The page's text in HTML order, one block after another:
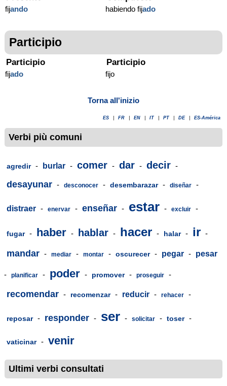
fijando habiendo fijado
Participio
Participio
fijado
Participio
fijo
Torna all'inizio
ES FR EN IT PT DE ES-América
Verbi più comuni
agredir - burlar - comer - dar - decir -
desayunar - desconocer - desembarazar - diseñar -
distraer - enervar - enseñar - estar - excluir -
fugar - haber - hablar - hacer - halar - ir -
mandar - mediar - montar - oscurecer - pegar - pesar
- planificar - poder - promover - proseguir -
recomendar - recomenzar - reducir - rehacer -
reposar - responder - ser - solicitar - toser -
vaticinar - venir
Ultimi verbi consultati